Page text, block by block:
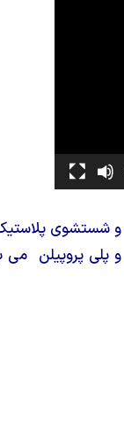
و شستشوی
پروپیلن می